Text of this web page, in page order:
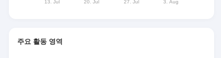
주요 활동 영역